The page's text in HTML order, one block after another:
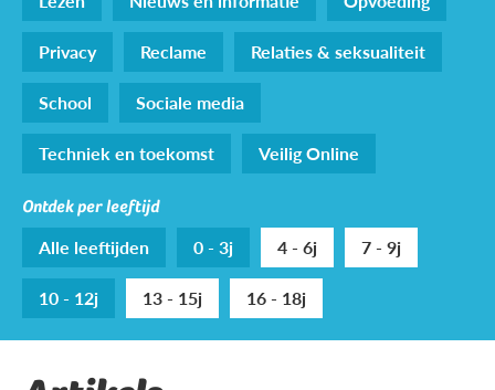
Privacy
Reclame
Relaties & seksualiteit
School
Sociale media
Techniek en toekomst
Veilig Online
Ontdek per leeftijd
Alle leeftijden 0 - 3j 4 - 6j
7 - 9j
10 - 12j
13 - 15j 16 - 18j